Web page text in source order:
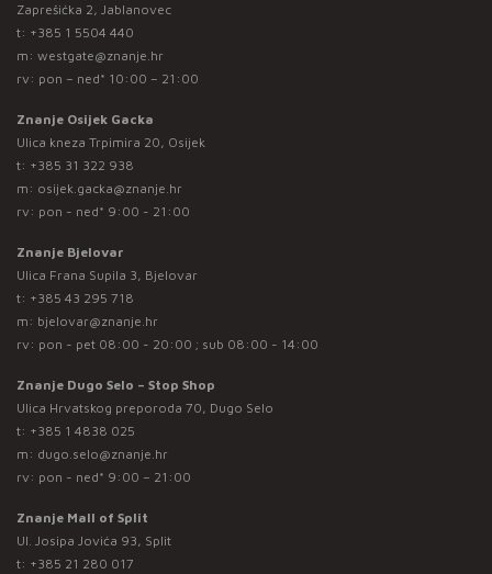
Zaprešićka 2, Jablanovec
t: +385 1 5504 440
m: westgate@znanje.hr
rv: pon – ned* 10:00 – 21:00
Znanje Osijek Gacka
Ulica kneza Trpimira 20, Osijek
t: +385 31 322 938
m: osijek.gacka@znanje.hr
rv: pon - ned* 9:00 - 21:00
Znanje Bjelovar
Ulica Frana Supila 3, Bjelovar
t: +385 43 295 718
m: bjelovar@znanje.hr
rv: pon - pet 08:00 - 20:00 ; sub 08:00 - 14:00
Znanje Dugo Selo – Stop Shop
Ulica Hrvatskog preporoda 70, Dugo Selo
t: +385 1 4838 025
m: dugo.selo@znanje.hr
rv: pon - ned* 9:00 – 21:00
Znanje Mall of Split
Ul. Josipa Jovića 93, Split
t: +385 21 280 017